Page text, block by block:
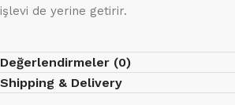
işlevi de yerine getirir.
Değerlendirmeler (0)
Shipping & Delivery